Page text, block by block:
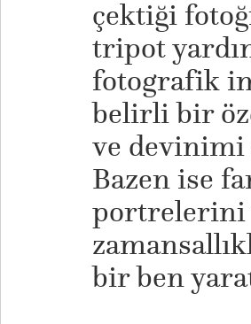
çektiği
tripot
fotografik
belirli bir
ve
Bazen ise
portrelerini
bir ben